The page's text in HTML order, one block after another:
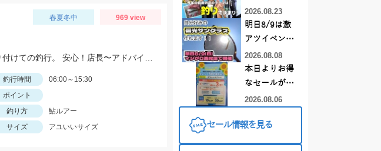
春夏冬中 969 view
釣行時間
06:00～15:30
ポイント
釣り方
鮎ルアー
サイズ アユいいサイズ
釣りデビュー
2026.08.23
明日8/9は激
アツイベント
日！！！～オ
ーダー偏光グ
ラス受注会～
2026.08.08
本日よりお得
なセールがス
タート!!
2026.08.06
セール情報を見る